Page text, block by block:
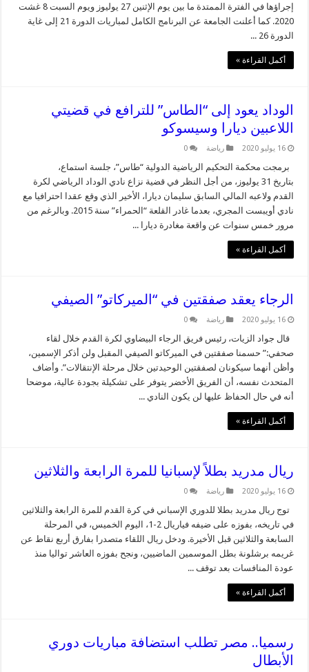
إجراؤها في الفترة الممتدة ما بين يوم الإثنين 27 يوليوز ويوم السبت 8 غشت
2020. كما أعلنت الجامعة عن البرنامج الكامل لمباريات الدورة 21 إلى غاية
الدورة 26 ...
أكمل القراءة »
الوداد يعود إلى “الطاس” للترافع في قضيتي
اللاعبين ديارا وسيسوكو
16 يوليو 2020 رياضة 0
برمجت محكمة التحكيم الرياضية الدولية “طاس”، جلسة استماع،
بتاريخ 31 يوليوز، من أجل النظر في قضية نزاع نادي الوداد الرياضي لكرة
القدم ولاعبه المالي السابق سليمان ديارا، الأخير الذي وقع عقدا احترافيا مع
نادي أويبست المجري، بعدما غادر القلعة “الحمراء” سنة 2015. وبالرغم من
مرور خمس سنوات عن واقعة مغادرة ديارا ...
أكمل القراءة »
الرجاء يعقد صفقتين في “الميركاتو” الصيفي
16 يوليو 2020 رياضة 0
قال جواد الزيات، رئيس فريق الرجاء البيضاوي لكرة القدم خلال لقاء
صحفي:” حسمنا صفقتين في الميركاتو الصيفي المقبل ولن أذكر الإسمين،
وأظن أنهما سيكونان لصفقتين الوحيدتين خلال مرحلة الإنتقالات”. وأضاف
المتحدث نفسه، أن الفريق الأخضر يتوفر على تشكيلة بجودة عالية، موضحا
أنه في حال الحفاظ عليها لن يكون النادي ...
أكمل القراءة »
ريال مدريد بطلاً لإسبانيا للمرة الرابعة والثلاثين
16 يوليو 2020 رياضة 0
توج ريال مدريد بطلا للدوري الإسباني في كرة القدم للمرة الرابعة والثلاثين
في تاريخه، بفوزه على ضيفه فياريال 2-1، اليوم الخميس، في المرحلة
السابعة والثلاثين قبل الأخيرة. ودخل ريال اللقاء متصدرا بفارق أربع نقاط عن
غريمه برشلونة بطل الموسمين الماضيين، ونجح بفوزه العاشر تواليا منذ
عودة المنافسات بعد توقف ...
أكمل القراءة »
رسميا.. مصر تطلب استضافة مباريات دوري
الأبطال